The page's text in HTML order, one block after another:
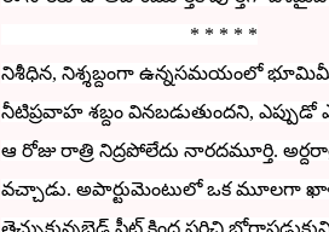
* * * * *
నిశీధిన, నిశ్శబ్దంగా ఉన్నసమయంలో
నీటిప్రవాహ శబ్దం వినబడుతుందని, ఎప్పుడో
ఆ రోజురాత్రి నిద్రపోలేదు నారదమూర్తి.
వచ్చాడు. అపార్టుమెంటులో ఒక మూలగా
తెచ్చుకున్నబెడ్ షీట్ కింద పరిచి